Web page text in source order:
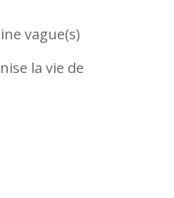
vague(s)
la vie de